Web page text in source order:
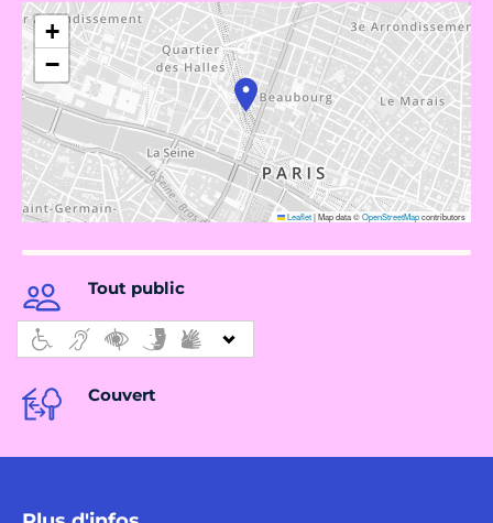
+
−
Leaflet|Map data ©OpenStreetMapcontributors
Tout public
Couvert